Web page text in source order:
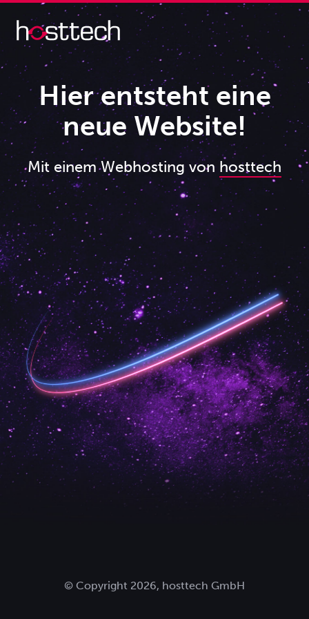
Hier entsteht eine
neue Website!
Mit einem Webhosting von hosttech
© Copyright 2026, hosttech GmbH